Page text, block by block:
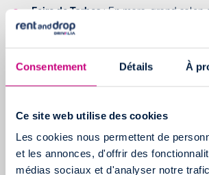
Consentement Détails À
Ce site web utilise des cookies
Les cookies nous permettent de
et les annonces, d'offrir des
médias sociaux et d'analyser notre
Foire de Tarbes: En mars, grand salon
artisanal.
: Concerts et
pour bien transporter vos affaires
Bienchoisir votre utilitaireest essentiel
biens en toute sécurité. Tous lesvéhicules